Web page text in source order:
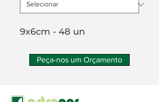
9x6cm - 48 un
Peça-nos um Orçamento